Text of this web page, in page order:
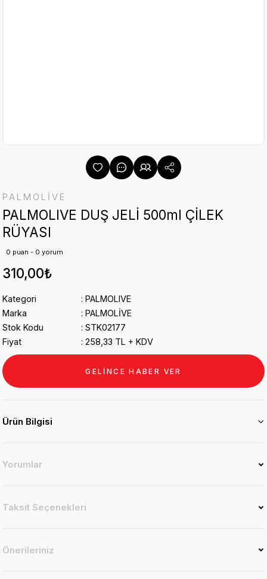
PALMOLİVE
PALMOLIVE DUŞ JELİ 500ml ÇİLEK
RÜYASI
0 puan - 0 yorum
310,00₺
Kategori
PALMOLIVE
Marka
PALMOLİVE
Stok Kodu
STK02177
Fiyat
258,33 TL + KDV
GELİNCE HABER VER
Ürün Bilgisi
Yorumlar
Taksit Seçenekleri
Önerileriniz